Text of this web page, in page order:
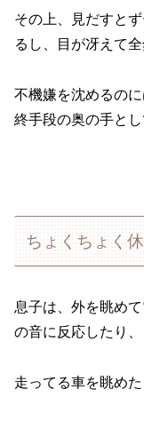
その上、見だすと
るし、目が冴えて
不機嫌を沈めるの
終手段の奥の手とし
ちょくちょく
息子は、外を眺め
の音に反応したり、
走ってる車を眺めた